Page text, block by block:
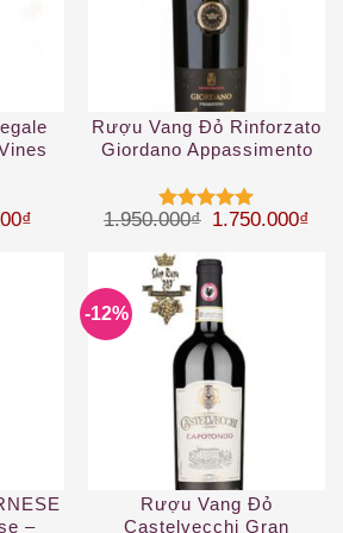
là: 640.000₫.
₫ Giá hiện tại là: 540.000₫.
Rượu Vang Đỏ Rinforzato
Giordano Appassimento
Được xếp
sao
1.950.000₫ Giá gốc là:
1.750.000₫
–
-12%
Rượu Vang Đỏ
Castelvecchi Gran